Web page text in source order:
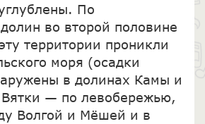
По
во второй половине
территории проникли
моря (осадки
в долинах Камы и
— по левобережью,
Волгой и Мёшей и в